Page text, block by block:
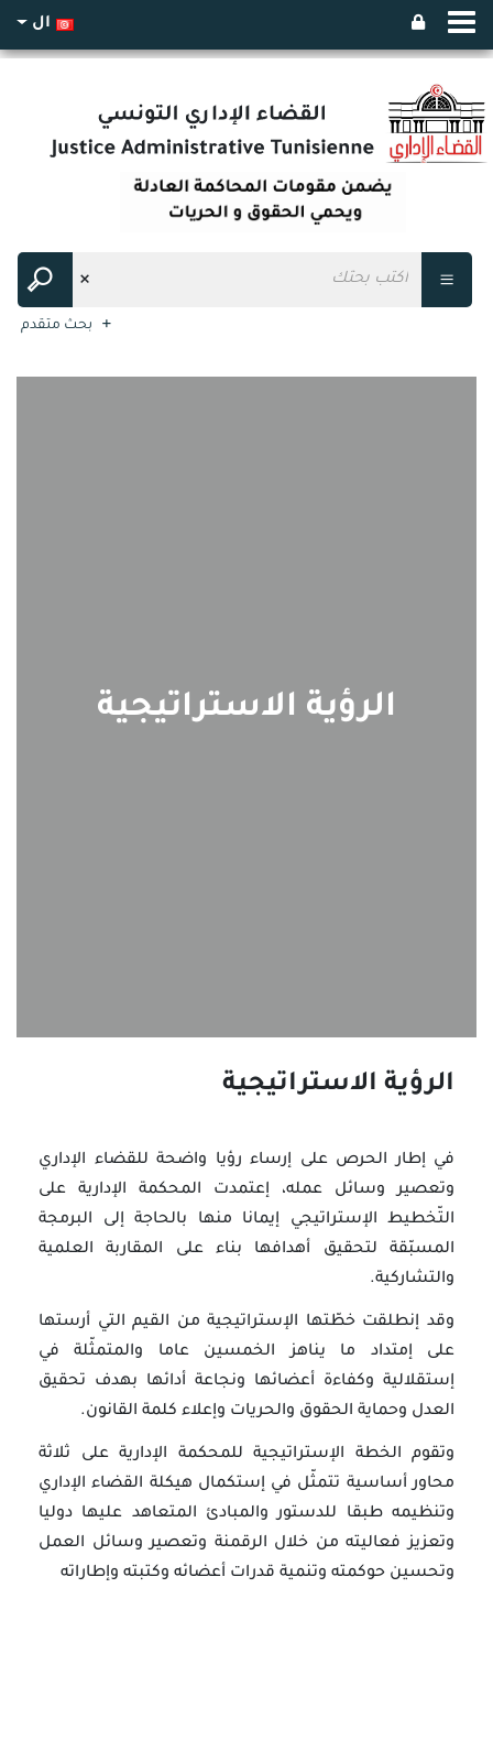
ال
بحث متقدم
الرؤية الاستراتيجية
الرؤية الاستراتيجية
في إطار الحرص على إرساء رؤيا واضحة للقضاء الإداري
وتعصير وسائل عمله، إعتمدت المحكمة الإدارية على
التّخطيط الإستراتيجي إيمانا منها بالحاجة إلى البرمجة
المسبّقة لتحقيق أهدافها بناء على المقاربة العلمية
والتشاركية.
وقد إنطلقت خطّتها الإستراتيجية من القيم التي أرستها
على إمتداد ما يناهز الخمسين عاما والمتمثّلة في
إستقلالية وكفاءة أعضائها ونجاعة أدائها بهدف تحقيق
العدل وحماية الحقوق والحريات وإعلاء كلمة القانون.
وتقوم الخطة الإستراتيجية للمحكمة الإدارية على ثلاثة
محاور أساسية تتمثّل في إستكمال هيكلة القضاء الإداري
وتنظيمه طبقا للدستور والمبادئ المتعاهد عليها دوليا
وتعزيز فعاليته من خلال الرقمنة وتعصير وسائل العمل
وتحسين حوكمته وتنمية قدرات أعضائه وكتبته وإطاراته